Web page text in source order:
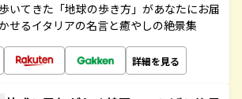
いてきた「地球の歩き方」があなたにお届
せるイタリアの名言と癒やしの絶景集
詳細を見る